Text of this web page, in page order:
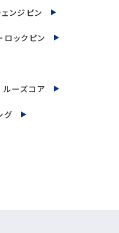
ンジピン
ロックピン
ルーズコア
グ